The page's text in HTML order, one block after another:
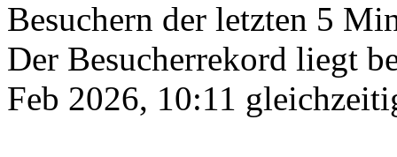
Besuchern der letzten 5
Der Besucherrekord liegt
Feb 2026, 10:11